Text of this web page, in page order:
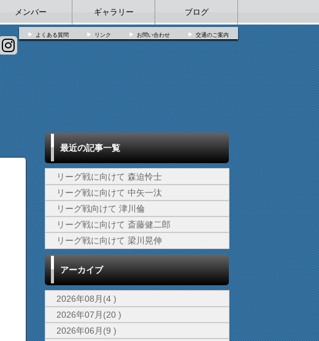
メンバー ギャラリー ブログ
よくある質問 リンク お問い合わせ 交通のご案内
最近の記事一覧
リーグ戦に向けて 森迫怜士
リーグ戦に向けて 中矢一汰
リーグ戦向けて 津川倫
リーグ戦に向けて 斎藤健二郎
リーグ戦に向けて 梁川晃伸
アーカイブ
2026年08月(4 )
2026年07月(20 )
2026年06月(9 )